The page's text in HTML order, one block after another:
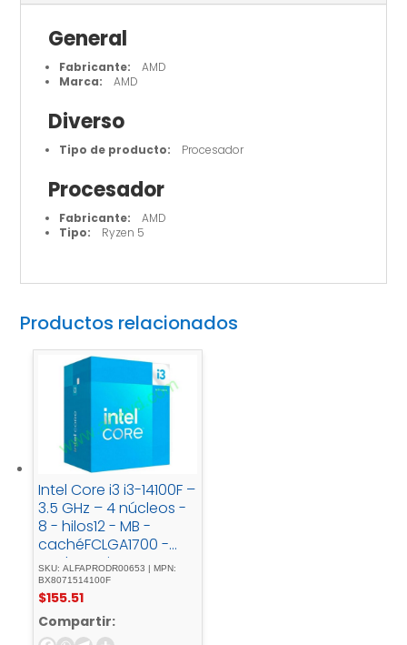
General
Fabricante: AMD
Marca: AMD
Diverso
Tipo de producto: Procesador
Procesador
Fabricante: AMD
Tipo: Ryzen 5
Productos relacionados
Intel Core i3 i3-14100F –
3.5 GHz – 4 núcleos -
8 - hilos12 - MB -
cachéFCLGA1700 -
SocketCaja
SKU: ALFAPRODR00653 | MPN:
BX8071514100F
$155.51
Compartir: